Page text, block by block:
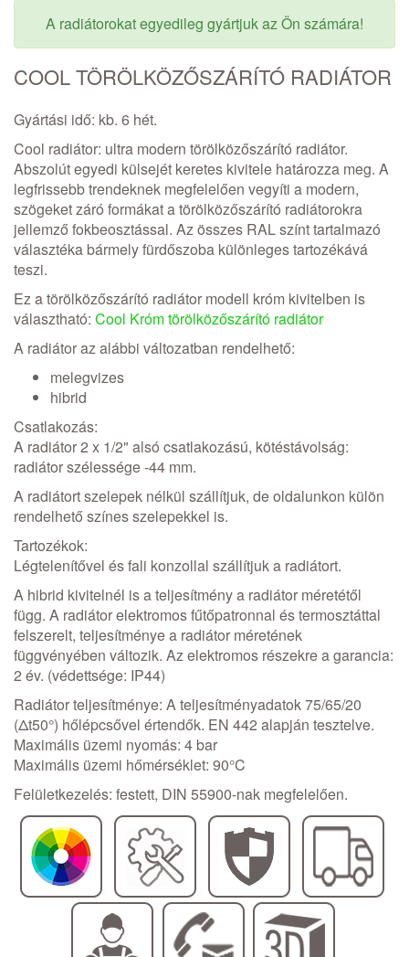
A radiátorokat egyedileg gyártjuk az Ön számára!
COOL TÖRÖLKÖZŐSZÁRÍTÓ RADIÁTOR
Gyártási idő: kb. 6 hét.
Cool radiátor: ultra modern törölközőszárító radiátor.
Abszolút egyedi külsejét keretes kivitele határozza meg. A
legfrissebb trendeknek megfelelően vegyíti a modern,
szögeket záró formákat a törölközőszárító radiátorokra
jellemző fokbeosztással. Az összes RAL színt tartalmazó
választéka bármely fürdőszoba különleges tartozékává
teszi.
Ez a törölközőszárító radiátor modell króm kivitelben is
választható: Cool Króm törölközőszárító radiátor
A radiátor az alábbi változatban rendelhető:
melegvizes
hibrid
Csatlakozás:
A radiátor 2 x 1/2" alsó csatlakozású, kötéstávolság:
radiátor szélessége -44 mm.
A radiátort szelepek nélkül szállítjuk, de oldalunkon külön
rendelhető színes szelepekkel is.
Tartozékok:
Légtelenítővel és fali konzollal szállítjuk a radiátort.
A hibrid kivitelnél is a teljesítmény a radiátor méretétől
függ. A radiátor elektromos fűtőpatronnal és termosztáttal
felszerelt, teljesítménye a radiátor méretének
függvényében változik. Az elektromos részekre a garancia:
2 év. (védettsége: IP44)
Radiátor teljesítménye: A teljesítményadatok 75/65/20
(Δt50°) hőlépcsővel értendők. EN 442 alapján tesztelve.
Maximális üzemi nyomás: 4 bar
Maximális üzemi hőmérséklet: 90°C
Felületkezelés: festett, DIN 55900-nak megfelelően.